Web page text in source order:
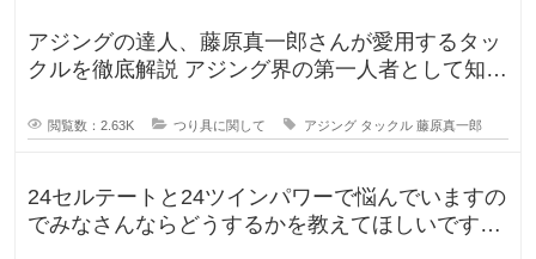
アジングの達人、藤原真一郎さんが愛用するタッ
クルを徹底解説 アジング界の第一人者として知ら
閲覧数：2.63K つり具に関して アジング タックル 藤原真一郎
24セルテートと24ツインパワーで悩んでいますの
でみなさんならどうするかを教えてほしいです。